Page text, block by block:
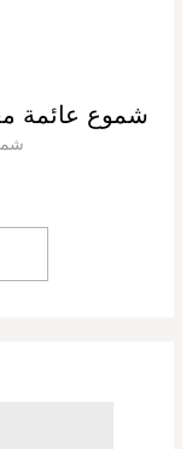
شموع عائمة